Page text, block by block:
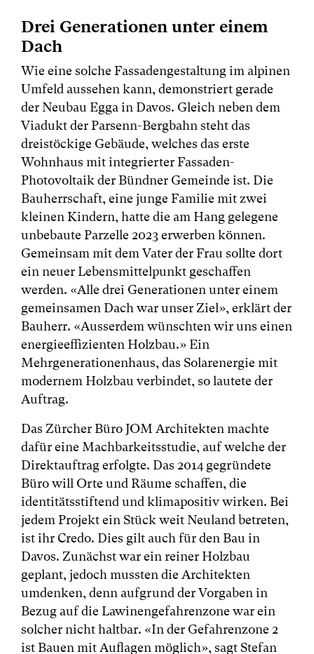
Drei Generationen unter einem
Dach
Wie eine solche Fassadengestaltung im alpinen
Umfeld aussehen kann, demonstriert gerade
der Neubau Egga in Davos. Gleich neben dem
Viadukt der Parsenn-Bergbahn steht das
dreistöckige Gebäude, welches das erste
Wohnhaus mit integrierter Fassaden-
Photovoltaik der Bündner Gemeinde ist. Die
Bauherrschaft, eine junge Familie mit zwei
kleinen Kindern, hatte die am Hang gelegene
unbebaute Parzelle 2023 erwerben können.
Gemeinsam mit dem Vater der Frau sollte dort
ein neuer Lebensmittelpunkt geschaffen
werden. «Alle drei Generationen unter einem
gemeinsamen Dach war unser Ziel», erklärt der
Bauherr. «Ausserdem wünschten wir uns einen
energieeffizienten Holzbau.» Ein
Mehrgenerationenhaus, das Solarenergie mit
modernem Holzbau verbindet, so lautete der
Auftrag.
Das Zürcher Büro JOM Architekten machte
dafür eine Machbarkeitsstudie, auf welche der
Direktauftrag erfolgte. Das 2014 gegründete
Büro will Orte und Räume schaffen, die
identitätsstiftend und klimapositiv wirken. Bei
jedem Projekt ein Stück weit Neuland betreten,
ist ihr Credo. Dies gilt auch für den Bau in
Davos. Zunächst war ein reiner Holzbau
geplant, jedoch mussten die Architekten
umdenken, denn aufgrund der Vorgaben in
Bezug auf die Lawinengefahrenzone war ein
solcher nicht haltbar. «In der Gefahrenzone 2
ist Bauen mit Auflagen möglich», sagt Stefan